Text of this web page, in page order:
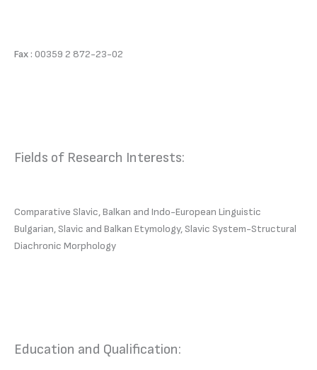
Fax : 00359 2 872-23-02
Fields of Research Interests:
Comparative Slavic, Balkan and Indo-European Linguistic
Bulgarian, Slavic and Balkan Etymology, Slavic System-Structural
Diachronic Morphology
Education and Qualification: